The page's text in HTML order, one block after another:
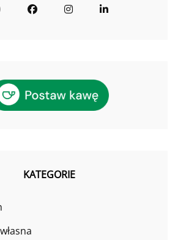
YouTubeFacebookInstagramLinkedIn
KATEGORIE